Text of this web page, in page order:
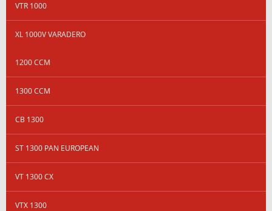
VTR 1000
XL 1000V VARADERO
1200 CCM
1300 CCM
CB 1300
ST 1300 PAN EUROPEAN
VT 1300 CX
VTX 1300